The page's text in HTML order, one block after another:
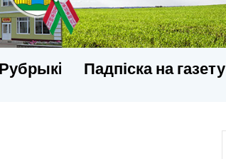
Рубрыкi Падпіска на газету